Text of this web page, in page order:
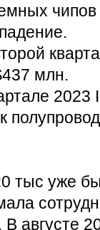
чипов
млн.
2023
тыс уже
В августе